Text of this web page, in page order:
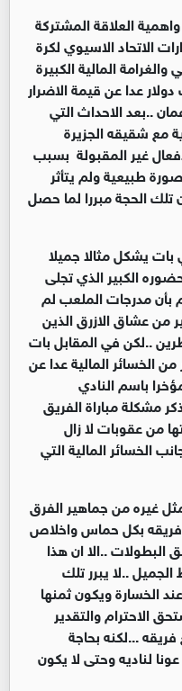
العلاقة المشتركة
الاتحاد الاسيوي لكرة
المالية الكبيرة
عليه والبالغة 100 الف دولار عدا عن قيمة الاضرار
..بعد الاحداث التي
مع شقيقه الجزيرة
غير المقبولة بسبب
طبيعية ولم يتأثر
تلك الحجة مبررا لما حصل
بات يشكل مثالا جميلا
الكبير الذي تجلى
بأن مدرجات الملعب لم
من عشاق الازرق الذين
..لكن في المقابل بات
الخسائر المالية عدا عن
باسم النادي
مشكلة مباراة الفريق
من عقوبات لا زال
الخسائر المالية التي
غيره من جماهير الفرق
بكل حماس واخلاص
البطولات ..الا ان هذا
..لا يبرر تلك
الخسارة ويكون ثمنها
الاحترام والتقدير
...لكنه بحاجة
لناديه وحتى لا يكون